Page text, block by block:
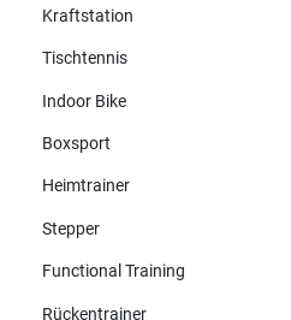
Kraftstation
Tischtennis
Indoor Bike
Boxsport
Heimtrainer
Stepper
Functional Training
Rückentrainer